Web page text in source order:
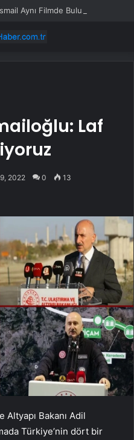
Laf
2022 0 13
Altyapı Bakanı Adil
Türkiye’nin dört bir